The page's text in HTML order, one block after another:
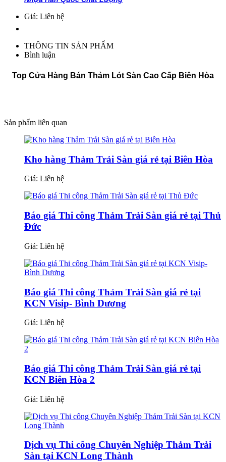
Giá: Liên hệ
THÔNG TIN SẢN PHẨM
Bình luận
Top Cửa Hàng Bán Thảm Lót Sàn Cao Cấp Biên Hòa
Sản phẩm liên quan
Kho hàng Thảm Trải Sàn giá rẻ tại Biên Hòa
Giá: Liên hệ
Báo giá Thi công Thảm Trải Sàn giá rẻ tại Thủ
Đức
Giá: Liên hệ
Báo giá Thi công Thảm Trải Sàn giá rẻ tại
KCN Visip- Bình Dương
Giá: Liên hệ
Báo giá Thi công Thảm Trải Sàn giá rẻ tại
KCN Biên Hòa 2
Giá: Liên hệ
Dịch vụ Thi công Chuyên Nghiệp Thảm Trải
Sàn tại KCN Long Thành